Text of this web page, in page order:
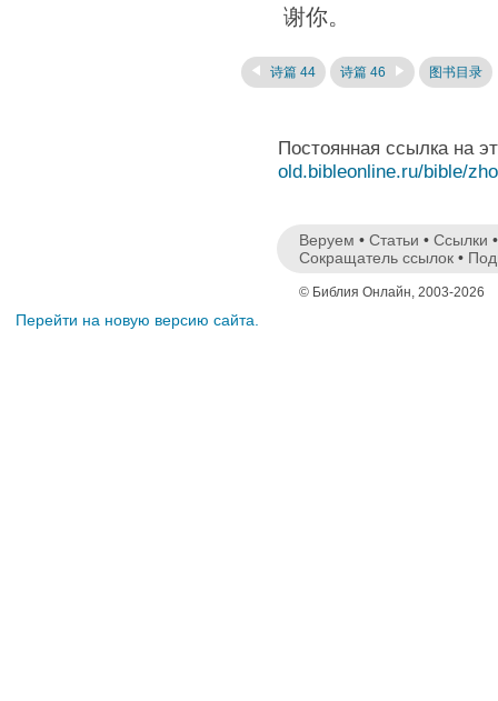
谢你。
诗篇 44 诗篇 46 图书目录
Постоянная ссылка на
old.bibleonline.ru/bible/
Веруем • Статьи • Ссылки
Сокращатель ссылок •
© Библия Онлайн, 2003-2026
Перейти на новую версию сайта.